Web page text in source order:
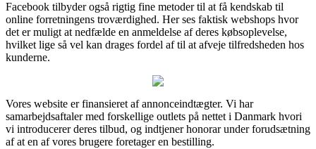
Facebook tilbyder også rigtig fine metoder til at få kendskab til
online forretningens troværdighed. Her ses faktisk webshops hvor
det er muligt at nedfælde en anmeldelse af deres købsoplevelse,
hvilket lige så vel kan drages fordel af til at afveje tilfredsheden hos
kunderne.
Vores website er finansieret af annonceindtægter. Vi har
samarbejdsaftaler med forskellige outlets på nettet i Danmark hvori
vi introducerer deres tilbud, og indtjener honorar under forudsætning
af at en af vores brugere foretager en bestilling.